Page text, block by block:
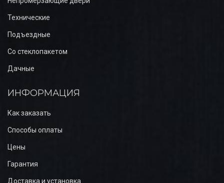
Технические
Подъездные
Со стеклопакетом
Дачные
ИНФОРМАЦИЯ
Как заказать
Способы оплаты
Цены
Гарантия
Доставка и установка